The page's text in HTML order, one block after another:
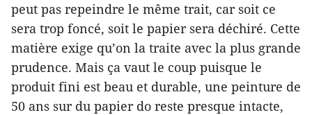
peut pas repeindre le même trait, car soit ce
sera trop foncé, soit le papier sera déchiré. Cette
matière exige qu’on la traite avec la plus grande
prudence. Mais ça vaut le coup puisque le
produit fini est beau et durable, une peinture de
50 ans sur du papier do reste presque intacte,